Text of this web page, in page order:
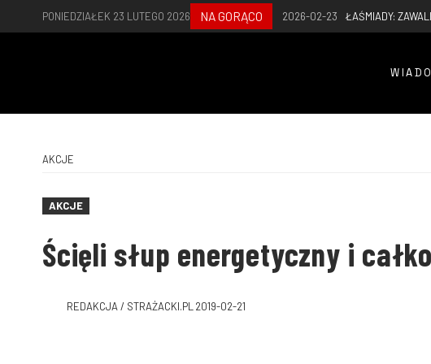
PONIEDZIAŁEK 23 LUTEGO 2026 NA GORĄCO 2026-02-23 ŁAŚMIADY:
AKCJE
AKCJE
Ścięli słup energetyczny i
REDAKCJA / STRAŻACKI.PL 2019-02-21